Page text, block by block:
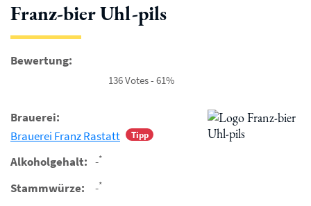
Franz-bier Uhl-pils
Bewertung:
136 Votes - 61%
Brauerei:
Tipp
Brauerei Franz Rastatt
Alkoholgehalt: -*
Stammwürze: -*